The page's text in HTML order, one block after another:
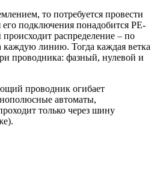
то потребуется провести
подключения понадобится РЕ-
распределение – по
линию. Тогда каждая ветка
проводника: фазный, нулевой и
проводник огибает
автоматы,
только через шину